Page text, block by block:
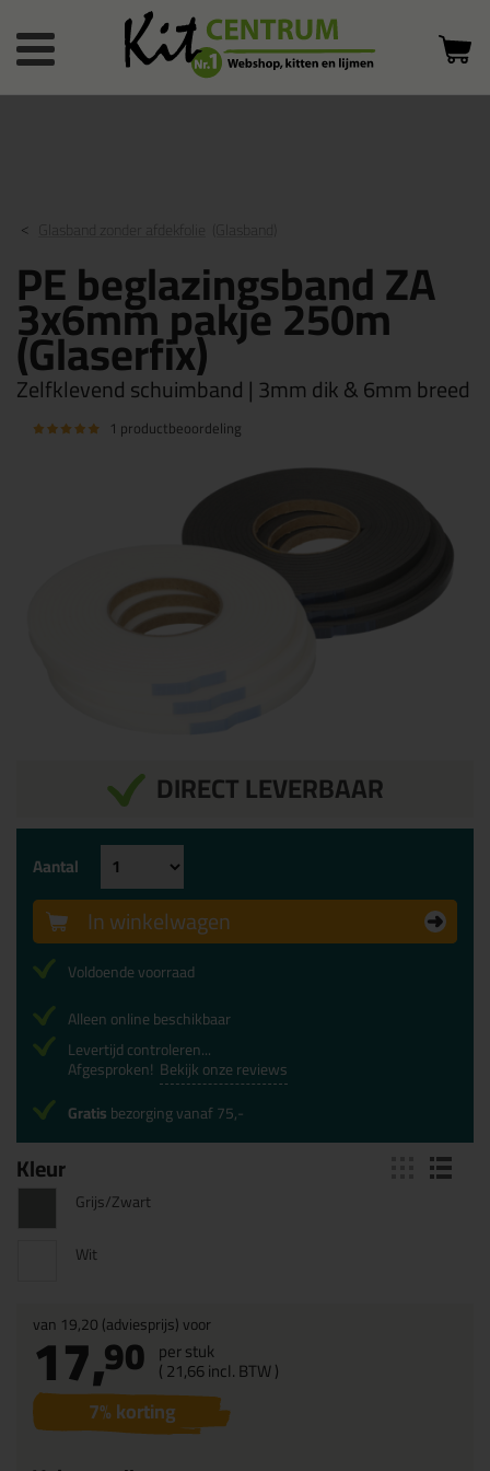
in winkelwagen
Bestelstatus
of inloggen
Glasband zonder afdekfolie
PE beglazingsband ZA
3x6mm pakje 250m
(Glaserfix)
Zelfklevend schuimband | 3mm dik & 6mm breed
1 productbeoordeling
DIRECT LEVERBAAR
Kleur
Grijs/Zwart
Wit
van 19,20(adviesprijs) voor
17,90 per stuk
(21,66incl. BTW )
7% korting
Aantal
In winkelwagen
Voldoende voorraad
Alleen online beschikbaar
Levertijd controleren...
Afgesproken! Bekijk onze reviews
Gratisbezorging vanaf 75,-